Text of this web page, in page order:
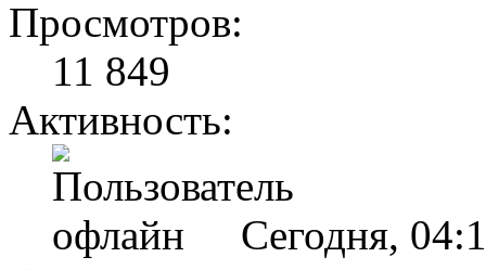
Просмотров:
11 849
Активность:
Сегодня,